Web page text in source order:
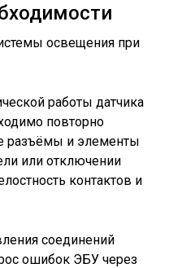
работы датчика
повторно
разъёмы и элементы
или отключении
контактов и
соединений
ошибок ЭБУ через